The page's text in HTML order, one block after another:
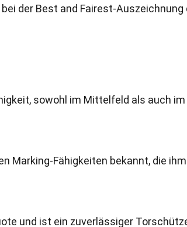
der Best and Fairest-Auszeichnung
sowohl im Mittelfeld als auch im
Marking-Fähigkeiten bekannt, die
und ist ein zuverlässiger